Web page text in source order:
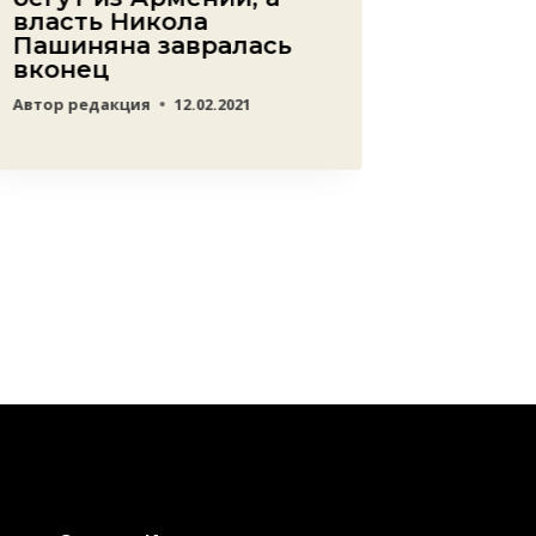
власть Никола
Пашиняна завралась
вконец
Автор редакция 12.02.2021